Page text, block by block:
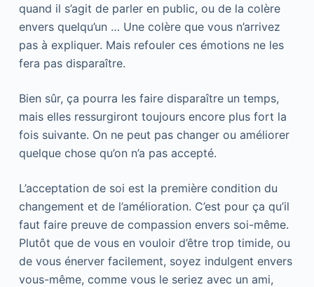
quand il s’agit de parler en public, ou de la colère
envers quelqu’un … Une colère que vous n’arrivez
pas à expliquer. Mais refouler ces émotions ne les
fera pas disparaître.
Bien sûr, ça pourra les faire disparaître un temps,
mais elles ressurgiront toujours encore plus fort la
fois suivante. On ne peut pas changer ou améliorer
quelque chose qu’on n’a pas accepté.
L’acceptation de soi est la première condition du
changement et de l’amélioration. C’est pour ça qu’il
faut faire preuve de compassion envers soi-même.
Plutôt que de vous en vouloir d’être trop timide, ou
de vous énerver facilement, soyez indulgent envers
vous-même, comme vous le seriez avec un ami,